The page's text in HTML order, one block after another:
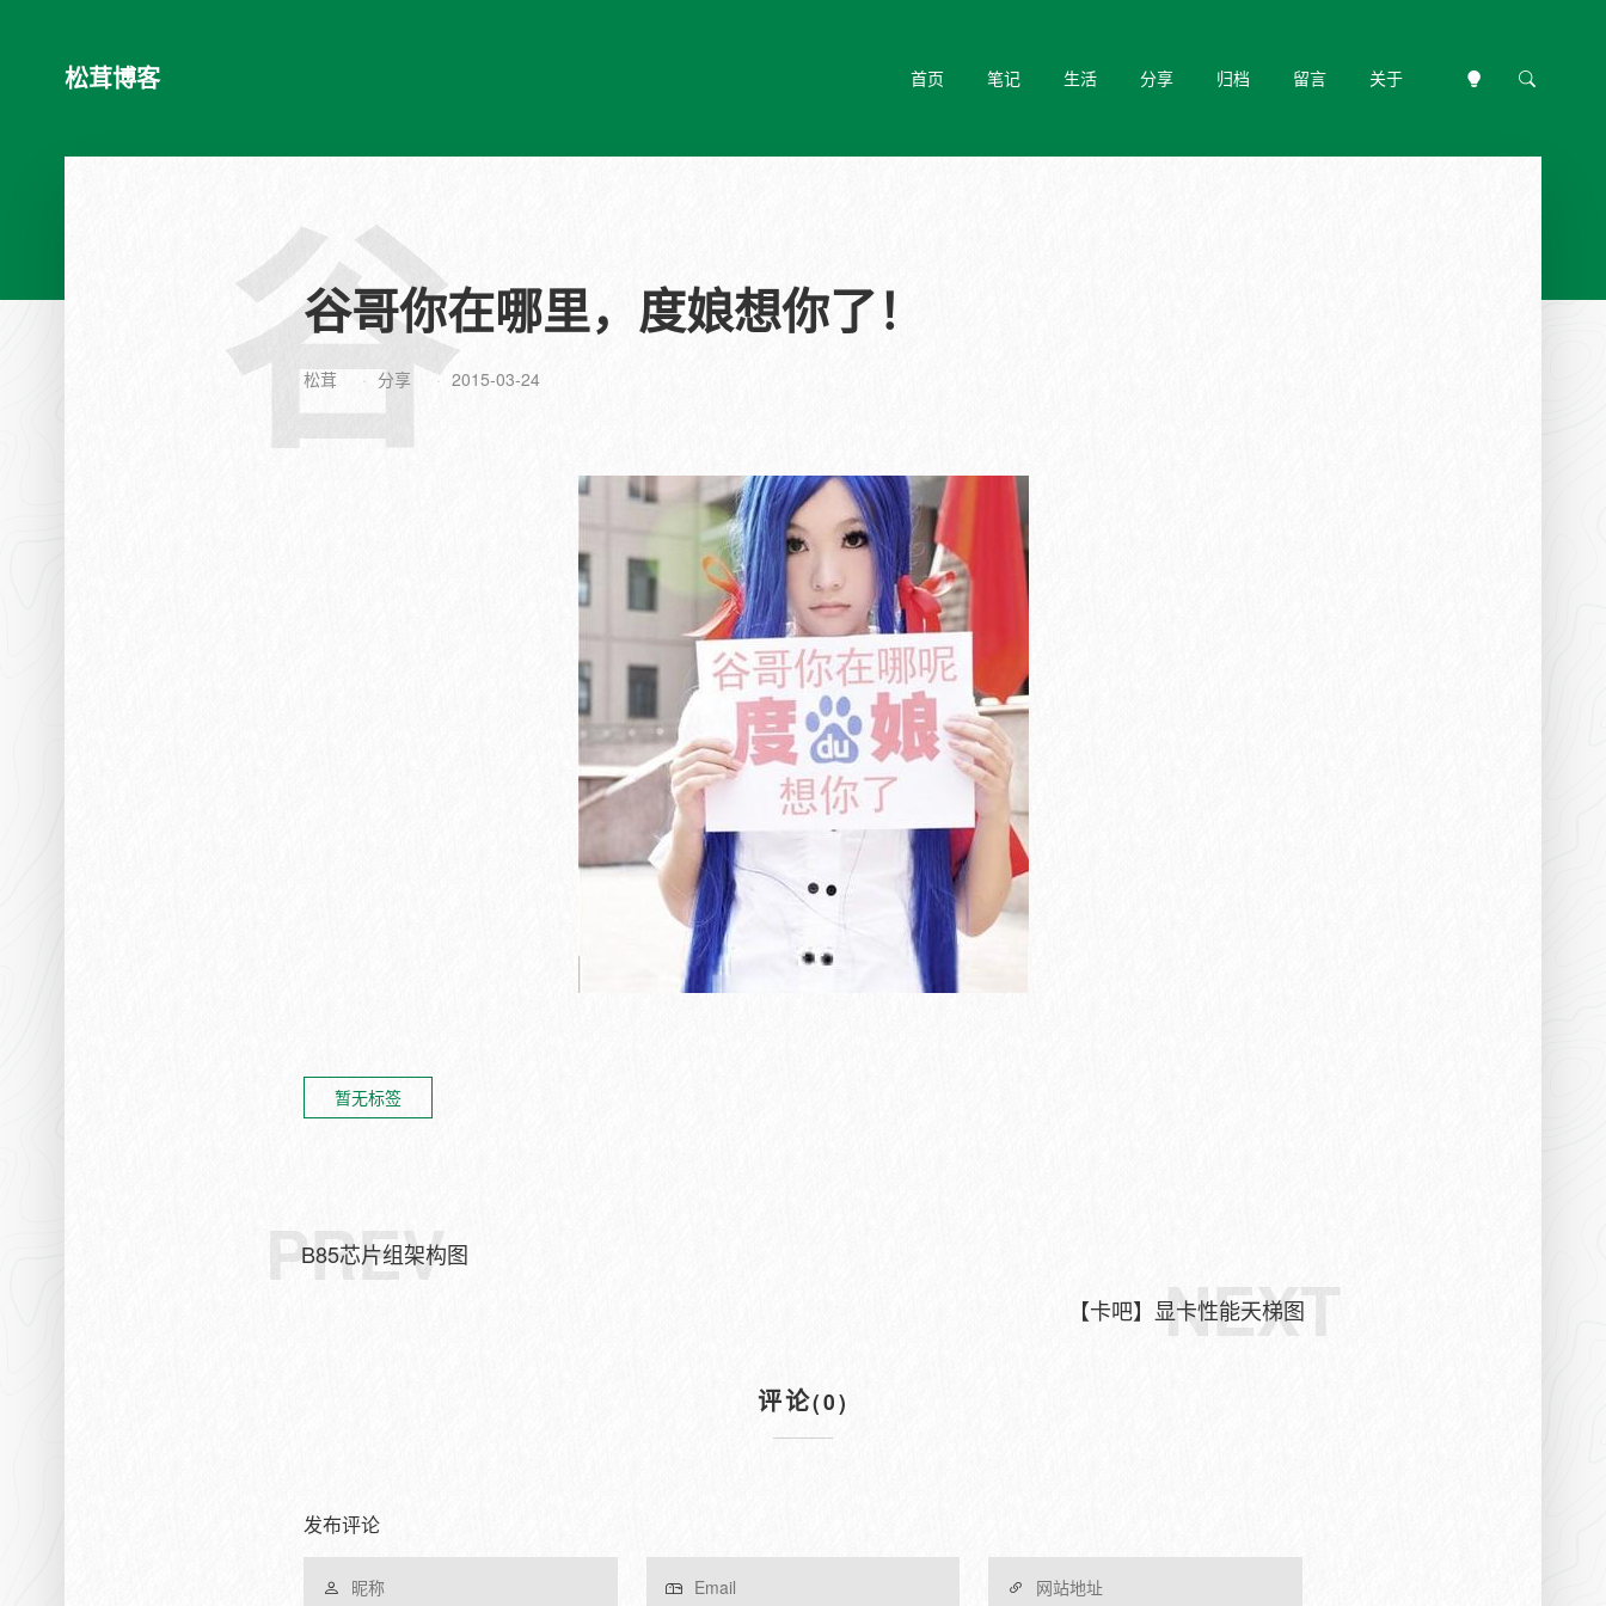
松茸博客 首页 笔记 生活 分享 归档 留言 关于
谷
谷哥你在哪里，度娘想你了！
松茸 分享 2015-03-24
暂无标签
PREV
B85芯片组架构图
NEXT
【卡吧】显卡性能天梯图
评论(0)
发布评论